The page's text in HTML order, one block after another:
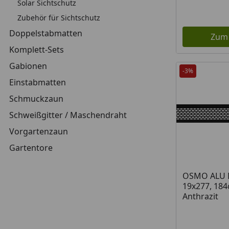
Solar Sichtschutz
Zubehör für Sichtschutz
Doppelstabmatten
Komplett-Sets
Gabionen
Einstabmatten
Schmuckzaun
Schweißgitter / Maschendraht
Vorgartenzaun
Gartentore
-3%
OSMO
19x277,
Anthrazit